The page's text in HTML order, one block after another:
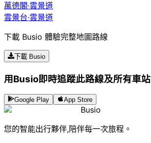
萬德閣·雲景道
雲景台·雲景道
下載 Busio 體驗完整地圖路線
下載 Busio
用Busio即時追蹤此路線及所有車站
Google Play App Store
Busio
您的智能出行夥伴,陪伴每一次旅程。